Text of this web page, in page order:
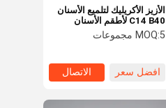
الأزيز الأكريليك لتلميع الأسنان
C14 B40 لأطقم الأسنان
MOQ:5 مجموعات
افضل سعر الاتصال